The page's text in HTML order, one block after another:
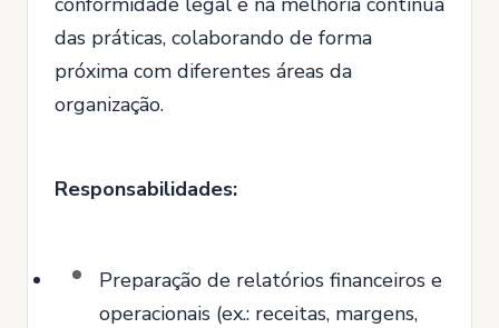
das práticas, colaborando de forma
próxima com diferentes áreas da
organização.
Responsabilidades:
Preparação de relatórios financeiros e
operacionais (ex.: receitas, margens,